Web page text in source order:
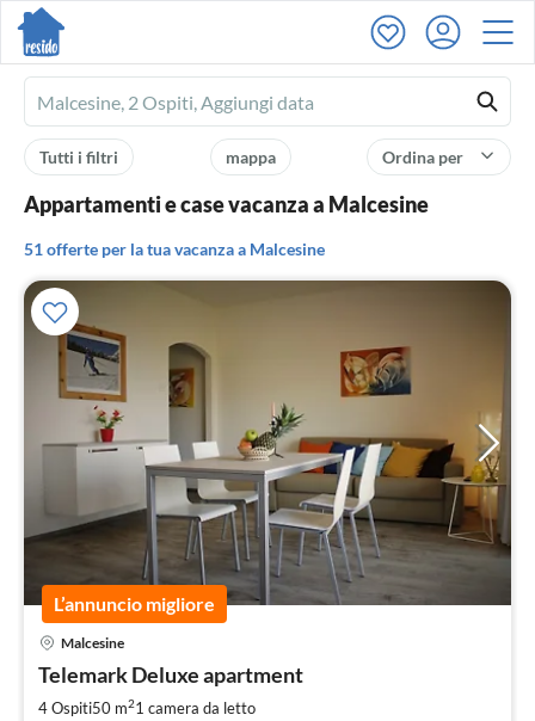
Ferienhausmiete
logo
Ordina per
mappa
Tutti i filtri
Appartamenti e case vacanza a Malcesine
51 offerte per la tua vacanza a Malcesine
L’annuncio migliore
Malcesine
Telemark Deluxe apartment
4 Ospiti50 m21 camera da letto